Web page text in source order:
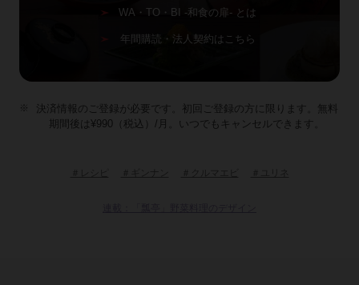
WA・TO・BI -和食の扉- とは
年間購読・法人契約はこちら
決済情報のご登録が必要です。初回ご登録の方に限ります。無料
期間後は¥990（税込）/月。いつでもキャンセルできます。